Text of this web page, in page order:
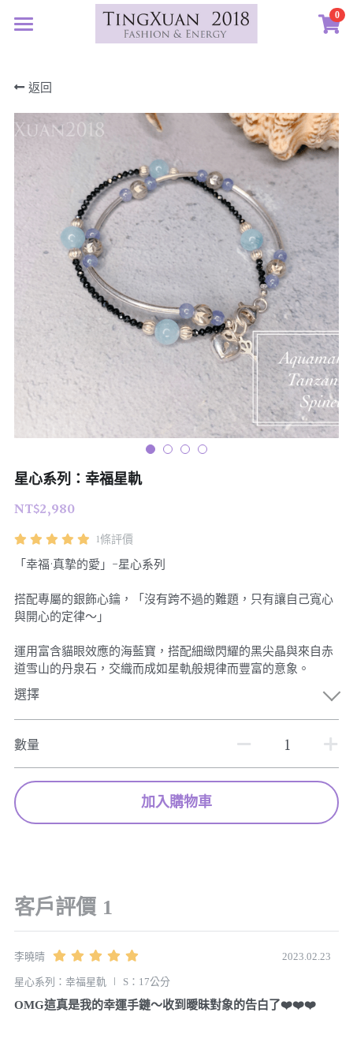
0
定製藝廊
許願首飾
客訂圖集
創作選購
系列設計
01｜星球羈絆
02｜夏戀女神
03｜遠古遺珠
04｜藍星精靈
05｜自然樂章
06｜玉韻茶香
07｜眾神禮讚
08｜寶石旅行
認識素材
礦寶晶石
琥珀蜜蠟
香中之金
優雅珍珠
溫潤玉石
礦寶絮語
認識我們
關於我們
常見問答
珠寶設計TXJ
搜索
創作選購
返回
星心系列：幸福星軌
NT$2,980
1條評價
「幸福·真摯的愛」-星心系列
搭配專屬的銀飾心鑰，「沒有跨不過的難題，只有讓自己寬心
與開心的定律～」
運用富含貓眼效應的海藍寶，搭配細緻閃耀的黑尖晶與來自赤
道雪山的丹泉石，交織而成如星軌般規律而豐富的意象。
選擇
數量
加入購物車
客戶評價 1
李曉晴 2023.02.23
星心系列：幸福星軌 S：17公分
OMG這真是我的幸運手鏈～收到曖昧對象的告白了❤️❤️❤️
×
商品分類
所有商品分類
×
部落格分類
所有博客分類
生日紀念
治癒
親密伴侶